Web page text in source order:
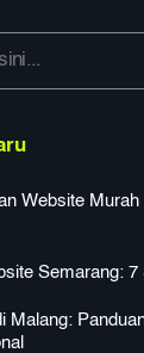
Website
Semarang: 7
Malang: